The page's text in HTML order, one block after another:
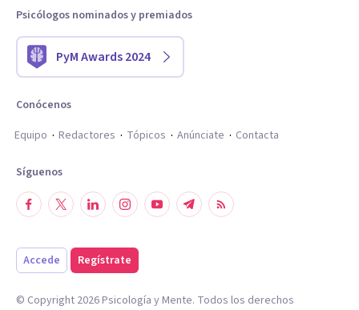
Psicólogos nominados y premiados
PyM Awards 2024
Conócenos
Equipo
Redactores Tópicos Anúnciate Contacta
Síguenos
Accede Regístrate
© Copyright 2026Psicología y Mente. Todos los derechos